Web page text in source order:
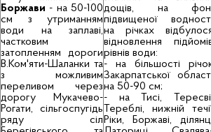
Боржави - на 50-100
см з утриманням
води на заплаві,
частковим
затопленням дороги
В.Ком'яти-Шаланки та
з можливим
переливом через
дорогу Мукачево-
Рогати, сільгоспугідь
ряду сіл
дощів, на
підвищеної
на річках
відновлення
рівнів води:
- на більшості
Закарпатської
на 50-90 см;
- на Тисі,
Тереблі, нижній
Ріки, Боржаві,